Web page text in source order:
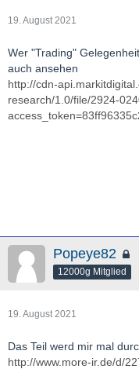
19. August 2021
Wer "Trading"
auch ansehen
http://cdn-
research/1.0/file/2924-
Popeye82
12000g Mitglied
19. August 2021
Das Teil werd mir mal
http://www.more-ir.de/d/